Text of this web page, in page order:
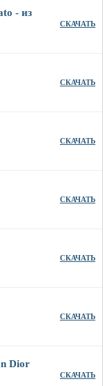
- из
СКАЧАТЬ
СКАЧАТЬ
СКАЧАТЬ
СКАЧАТЬ
СКАЧАТЬ
СКАЧАТЬ
Dior
СКАЧАТЬ